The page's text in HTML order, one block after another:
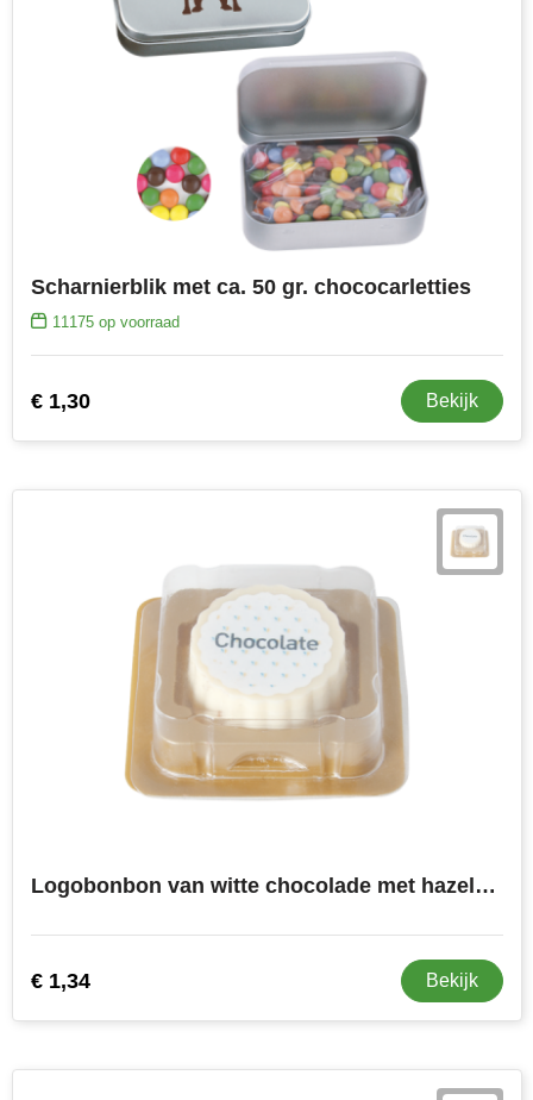
Scharnierblik met ca. 50 gr. chococarletties
11175op voorraad
€ 1,30 Bekijk
Logobonbon van witte chocolade met hazelnoot praline, rechthoekig of rond, opdruk tot in full colour, per stuk verpakt
€ 1,34 Bekijk